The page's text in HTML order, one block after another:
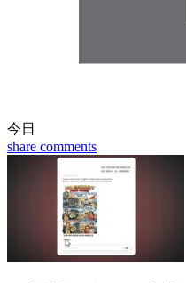
今日
share comments